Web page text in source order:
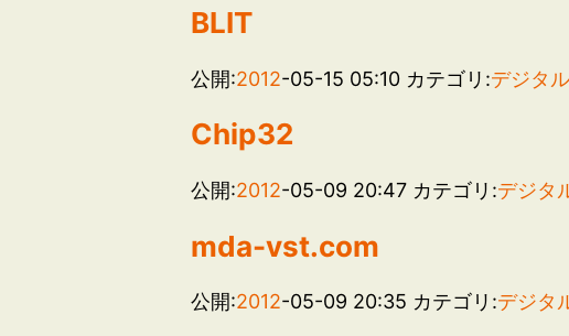
BLIT
公開:2012-05-15 05:10 カテゴリ:デジタ
Chip32
公開:2012-05-09 20:47 カテゴリ:デジタ
mda-vst.com
公開:2012-05-09 20:35 カテゴリ:デジタ